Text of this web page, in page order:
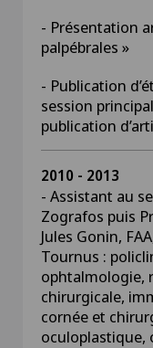
- Présentation
palpébrales »
- Publication
session
publication
2010 - 2013
- Assistant au
Zografos puis
Jules Gonin,
Tournus :
ophtalmologie,
chirurgicale,
cornée et
oculoplastique,